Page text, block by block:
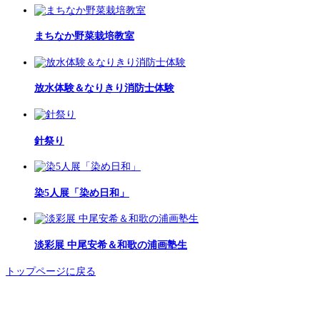
まちなか野菜栽培教室
放水体験＆なりきり消防士体験
針祭り
染5人展「染め日和」
淡彩展 中尾安希＆和歌の浦画塾生
トップページに戻る